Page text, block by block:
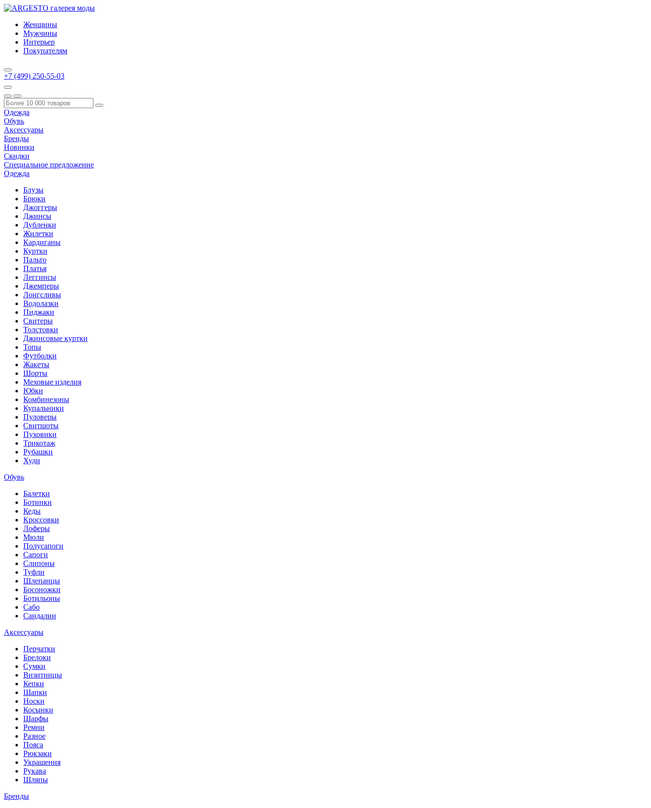
Женщины
Мужчины
Интерьер
Покупателям
+7 (499) 250-55-03
Одежда
Обувь
Аксессуары
Бренды
Новинки
Скидки
Специальное предложение
Одежда
Блузы
Брюки
Джоггеры
Джинсы
Дубленки
Жилетки
Кардиганы
Куртки
Пальто
Платья
Леггинсы
Джемперы
Лонгсливы
Водолазки
Пиджаки
Свитеры
Толстовки
Джинсовые куртки
Топы
Футболки
Жакеты
Шорты
Меховые изделия
Юбки
Комбинезоны
Купальники
Пуловеры
Свитшоты
Пуховики
Трикотаж
Рубашки
Худи
Обувь
Балетки
Ботинки
Кеды
Кроссовки
Лоферы
Мюли
Полусапоги
Сапоги
Слипоны
Туфли
Шлепанцы
Босоножки
Ботильоны
Сабо
Сандалии
Аксессуары
Перчатки
Брелоки
Сумки
Визитницы
Кепки
Шапки
Носки
Косынки
Шарфы
Ремни
Разное
Пояса
Рюкзаки
Украшения
Рукава
Шляпы
Бренды